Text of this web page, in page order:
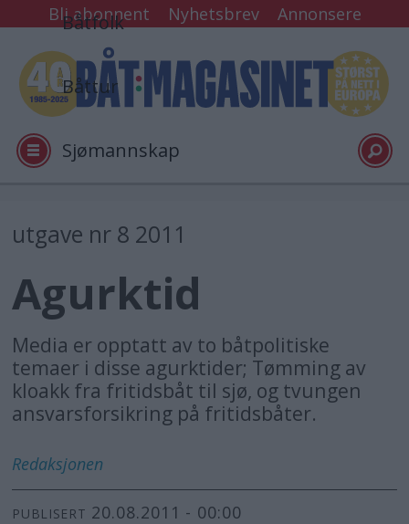
Bli abonnent Nyhetsbrev Annonsere
Båtfolk
Båttur
Sjømannskap
Video
Logg inn
utgave nr 8 2011
Agurktid
Media er opptatt av to båtpolitiske
temaer i disse agurktider; Tømming av
kloakk fra fritidsbåt til sjø, og tvungen
ansvarsforsikring på fritidsbåter.
Redaksjonen
PUBLISERT 20.08.2011 - 00:00